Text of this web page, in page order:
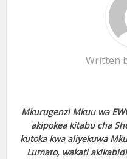
Written
Mkurugenzi Mkuu wa
akipokea kitabu cha
kutoka kwa aliyekuwa
Lumato, wakati